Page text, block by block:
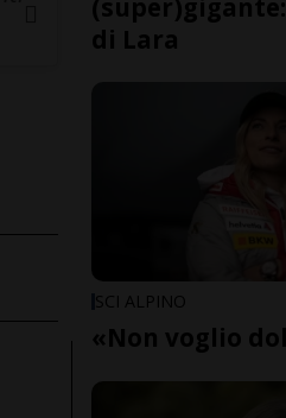
di Lara
SCI ALPINO
«Non voglio